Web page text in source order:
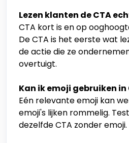
Lezen klanten de CTA
CTA kort is en op
De CTA is het eerste wat
de actie die ze
overtuigt.
Kan ik emoji gebruiken in
Eén relevante emoji kan
emoji's lijken rommelig.
dezelfde CTA zonder emoji.